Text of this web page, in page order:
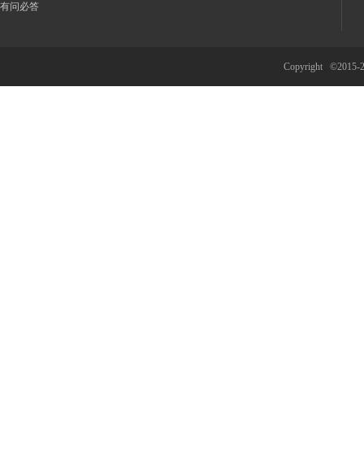
有问必答
Copyright ©2015-